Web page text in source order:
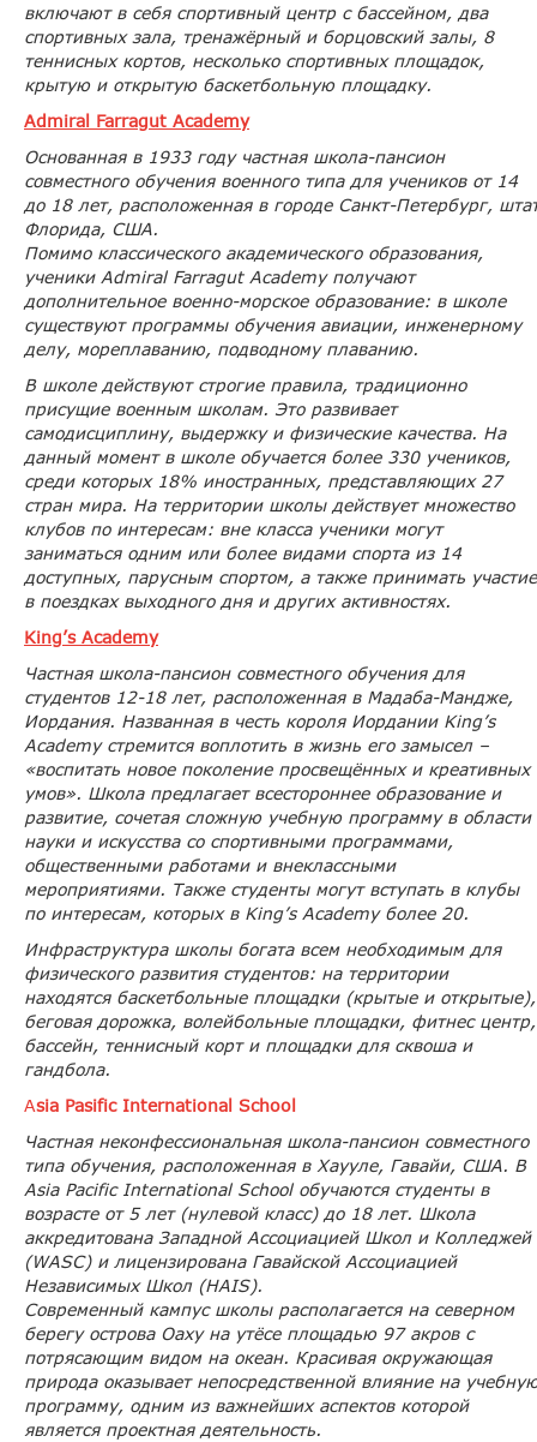
включают в себя спортивный центр с бассейном, два
спортивных зала, тренажёрный и борцовский залы, 8
теннисных кортов, несколько спортивных площадок,
крытую и открытую баскетбольную площадку.
Admiral Farragut Academy
Основанная в 1933 году частная школа-пансион
совместного обучения военного типа для учеников от 14
до 18 лет, расположенная в городе Санкт-Петербург,
Флорида, США.
Помимо классического академического образования,
ученики Admiral Farragut Academy получают
дополнительное военно-морское образование: в школе
существуют программы обучения авиации, инженерному
делу, мореплаванию, подводному плаванию.
В школе действуют строгие правила, традиционно
присущие военным школам. Это развивает
самодисциплину, выдержку и физические качества. На
данный момент в школе обучается более 330 учеников,
среди которых 18% иностранных, представляющих 27
стран мира. На территории школы действует множество
клубов по интересам: вне класса ученики могут
заниматься одним или более видами спорта из 14
доступных, парусным спортом, а также принимать участие
в поездках выходного дня и других активностях.
King’s Academy
Частная школа-пансион совместного обучения для
студентов 12-18 лет, расположенная в Мадаба-Мандже,
Иордания. Названная в честь короля Иордании King’s
Academy стремится воплотить в жизнь его замысел –
«воспитать новое поколение просвещённых и креативных
умов». Школа предлагает всестороннее образование и
развитие, сочетая сложную учебную программу в области
науки и искусства со спортивными программами,
общественными работами и внеклассными
мероприятиями. Также студенты могут вступать в клубы
по интересам, которых в King’s Academy более 20.
Инфраструктура школы богата всем необходимым для
физического развития студентов: на территории
находятся баскетбольные площадки (крытые и открытые),
беговая дорожка, волейбольные площадки, фитнес центр,
бассейн, теннисный корт и площадки для сквоша и
гандбола.
Asia Pasific International School
Частная неконфессиональная школа-пансион совместного
типа обучения, расположенная в Хаууле, Гавайи, США. В
Asia Pacific International School обучаются студенты в
возрасте от 5 лет (нулевой класс) до 18 лет. Школа
аккредитована Западной Ассоциацией Школ и Колледжей
(WASC) и лицензирована Гавайской Ассоциацией
Независимых Школ (HAIS).
Современный кампус школы располагается на северном
берегу острова Оаху на утёсе площадью 97 акров с
потрясающим видом на океан. Красивая окружающая
природа оказывает непосредственной влияние на
программу, одним из важнейших аспектов которой
является проектная деятельность.